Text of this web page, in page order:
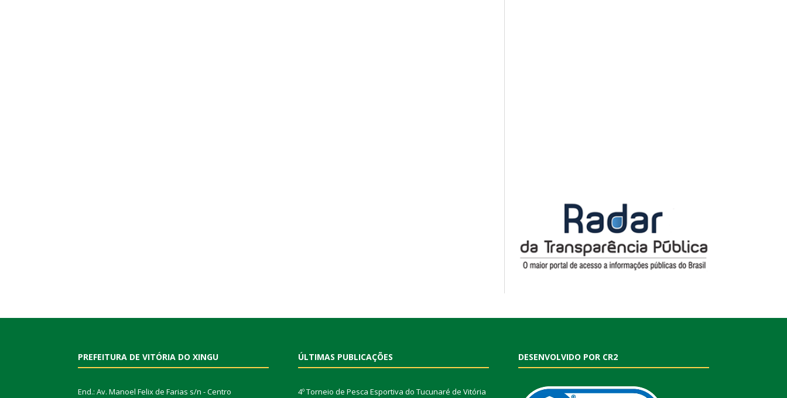
PREFEITURA DE VITÓRIA DO XINGU
End.: Av. Manoel Felix de Farias s/n - Centro
ÚLTIMAS PUBLICAÇÕES
4º Torneio de Pesca Esportiva do Tucunaré de Vitória
DESENVOLVIDO POR CR2